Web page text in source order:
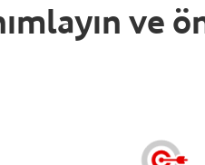
ve